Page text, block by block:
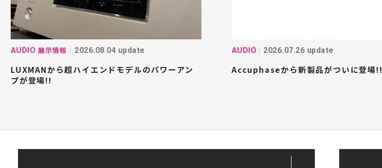
AUDIO 展示情報 2026.08.04 update
LUXMANから超ハイエンドモデルのパワーアン
プが登場!!
AUDIO 2026.07.26 update
Accuphaseから新製品がついに登場!!